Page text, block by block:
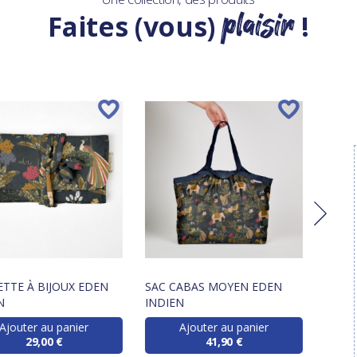
Faites (vous)plaisir!
À BIJOUX EDEN
Ajouter au panier
29,00 €
SAC CABAS MOYEN EDEN
INDIEN
Ajouter au panier
41,90 €
SAC